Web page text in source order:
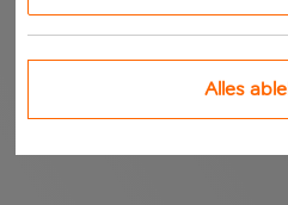
Alles